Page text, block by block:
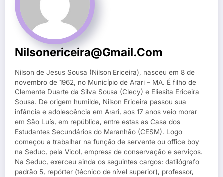
Nilsonericeira@gmail.com
Nilson de Jesus Sousa (Nilson Ericeira), nasceu em 8 de
novembro de 1962, no Município de Arari – MA. É filho de
Clemente Duarte da Silva Sousa (Clecy) e Eliesita Ericeira
Sousa. De origem humilde, Nilson Ericeira passou sua
infância e adolescência em Arari, aos 17 anos veio morar
em São Luís, em república, entre estas as Casa dos
Estudantes Secundários do Maranhão (CESM). Logo
começou a trabalhar na função de servente ou office boy
na Seduc, pela Vicol, empresa de conservação e serviços.
Na Seduc, exerceu ainda os seguintes cargos: datilógrafo
padrão 5, repórter (técnico de nível superior), professor,